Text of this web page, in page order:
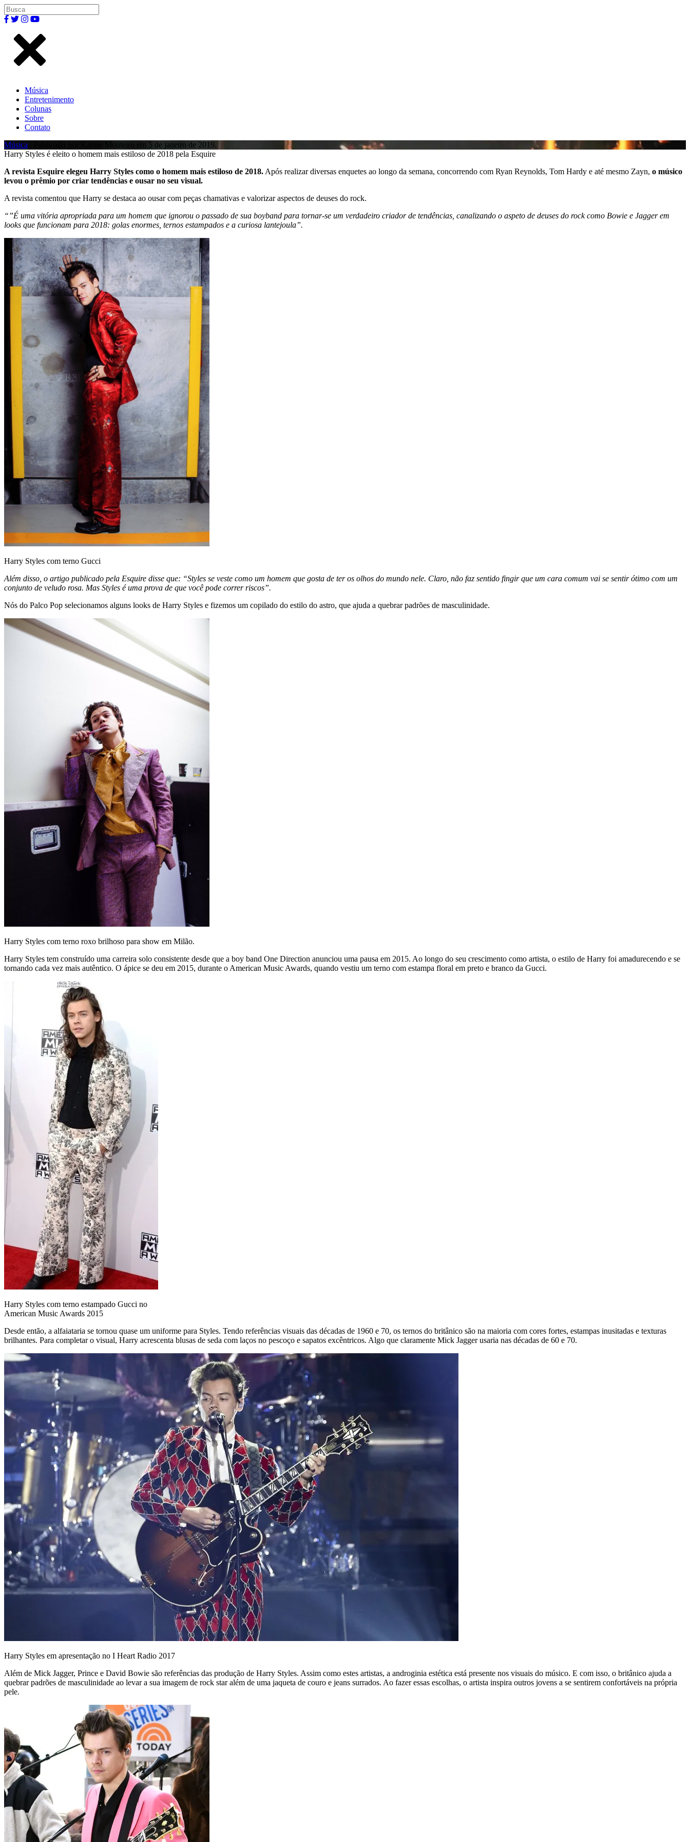
Música
Entretenimento
Colunas
Sobre
Contato
Música | Publicado por Karine Monteiro em 5 de janeiro de 2019.
Harry Styles é eleito o homem mais estiloso de 2018 pela Esquire
A revista Esquire elegeu Harry Styles como o homem mais estiloso de 2018. Após realizar diversas enquetes ao longo da semana, concorrendo com Ryan Reynolds, Tom Hardy e até mesmo Zayn, o músico
levou o prêmio por criar tendências e ousar no seu visual.
A revista comentou que Harry se destaca ao ousar com peças chamativas e valorizar aspectos de deuses do rock.
“”É uma vitória apropriada para um homem que ignorou o passado de sua boyband para tornar-se um verdadeiro criador de tendências, canalizando o aspeto de deuses do rock como Bowie e Jagger em
looks que funcionam para 2018: golas enormes, ternos estampados e a curiosa lantejoula”.
Harry Styles com terno Gucci
Além disso, o artigo publicado pela Esquire disse que: “Styles se veste como um homem que gosta de ter os olhos do mundo nele. Claro, não faz sentido fingir que um cara comum vai se sentir ótimo com um
conjunto de veludo rosa. Mas Styles é uma prova de que você pode correr riscos”.
Nós do Palco Pop selecionamos alguns looks de Harry Styles e fizemos um copilado do estilo do astro, que ajuda a quebrar padrões de masculinidade.
Harry Styles com terno roxo brilhoso para show em Milão.
Harry Styles tem construído uma carreira solo consistente desde que a boy band One Direction anunciou uma pausa em 2015. Ao longo do seu crescimento como artista, o estilo de Harry foi amadurecendo e se
tornando cada vez mais autêntico. O ápice se deu em 2015, durante o American Music Awards, quando vestiu um terno com estampa floral em preto e branco da Gucci.
Harry Styles com terno estampado Gucci no
American Music Awards 2015
Desde então, a alfaiataria se tornou quase um uniforme para Styles. Tendo referências visuais das décadas de 1960 e 70, os ternos do britânico são na maioria com cores fortes, estampas inusitadas e texturas
brilhantes. Para completar o visual, Harry acrescenta blusas de seda com laços no pescoço e sapatos excêntricos. Algo que claramente Mick Jagger usaria nas décadas de 60 e 70.
Harry Styles em apresentação no I Heart Radio 2017
Além de Mick Jagger, Prince e David Bowie são referências das produção de Harry Styles. Assim como estes artistas, a androginia estética está presente nos visuais do músico. E com isso, o britânico ajuda a
quebrar padrões de masculinidade ao levar a sua imagem de rock star além de uma jaqueta de couro e jeans surrados. Ao fazer essas escolhas, o artista inspira outros jovens a se sentirem confortáveis na própria
pele.